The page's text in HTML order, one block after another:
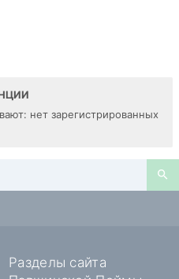
нет зарегистрированных
Разделы сайта